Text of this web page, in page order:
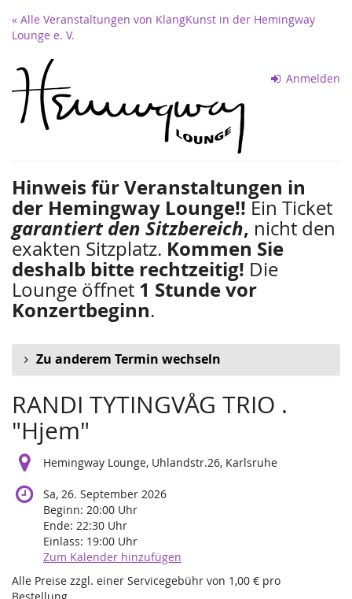
Zum
Haupt-
Inhalt
springen
« Alle Veranstaltungen von KlangKunst in der Hemingway
Lounge e. V.
Anmelden
Hinweis für Veranstaltungen in
der Hemingway Lounge!!Ein Ticket
garantiert den Sitzbereich, nicht den
exakten Sitzplatz. Kommen Sie
deshalb bitte rechtzeitig! Die
Lounge öffnet 1 Stunde vor
Konzertbeginn.
Zu anderem Termin wechseln
RANDI TYTINGVÅG TRIO .
"Hjem"
Hemingway Lounge, Uhlandstr.26, Karlsruhe
Sa, 26. September 2026
Beginn: 20:00 Uhr
Ende: 22:30 Uhr
Einlass: 19:00 Uhr
Zum Kalender hinzufügen
Alle Preise zzgl. einer Servicegebühr von 1,00 € pro